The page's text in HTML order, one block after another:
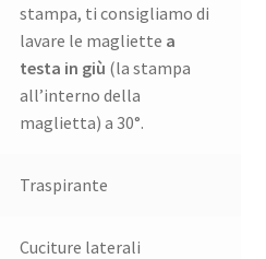
stampa, ti consigliamo di
lavare le magliette a
testa in giù (la stampa
all’interno della
maglietta) a 30°.
Traspirante
Cuciture laterali